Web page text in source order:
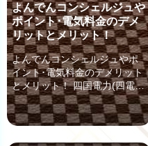
料金プランが自世帯のライフ
サイクルとマッチする場合に
は、電気代を節約できる可能
性があります。 四国電力(四
電)の首都圏･東京エリア向
け 電気料金プラン【パールプ
ラン･ブループラン･オリーブ
プラン･オ...
よんでんコンシェルジュや
ポイント･電気料金のデメ
リットとメリット！
よんでんコンシェルジュやポ
イント･電気料金のデメリット
とメリット！ 四国電力(四電)
では、｢よんでんコンシェルジ
ュ｣や その｢ポイント｣など、会
員向けの便利なサービスによ